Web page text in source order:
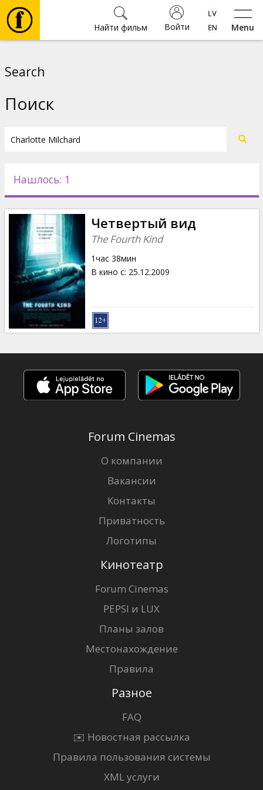
Menu
Войти
Найти фильм
Новости
Подарки
Кинозакуски
B2B
Клуб
Search
Поиск
Нашлось: 1
Четвертый вид
The Fourth Kind
1час 38мин
В кино с: 25.12.2009
Forum Cinemas
О компании
Вакансии
Контакты
Приватность
Логотипы
Кинотеатр
Forum Cinemas
PEPSI и LUX
Планы залов
Местонахождение
Правила
Разное
FAQ
✉️ Новостная рассылка
Правила пользования системы
XML услуги